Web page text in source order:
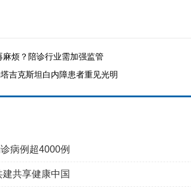
烦？陪诊行业需加强监管
吉克斯坦白内障患者重见光明
病例超4000例
共享健康中国